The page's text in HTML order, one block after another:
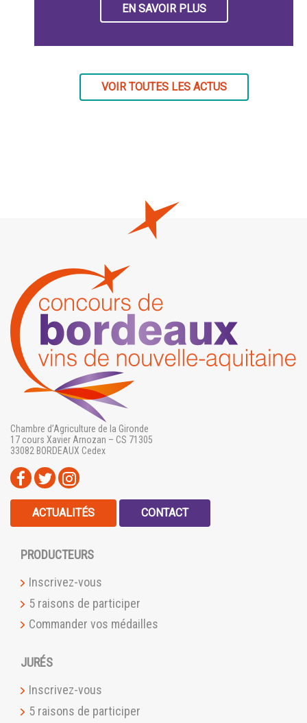
EN SAVOIR PLUS
VOIR TOUTES LES ACTUS
Chambre d’Agriculture de la Gironde
17 cours Xavier Arnozan – CS 71305
33082 BORDEAUX Cedex
ACTUALITÉS CONTACT
PRODUCTEURS
Inscrivez-vous
5 raisons de participer
Commander vos médailles
JURÉS
Inscrivez-vous
5 raisons de participer